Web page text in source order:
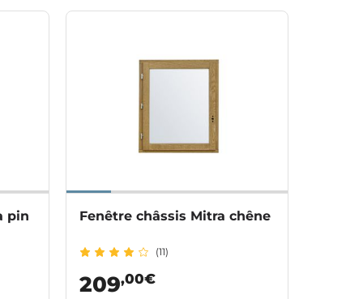
pin Fenêtre châssis Mitra chêne
(11)
209,00€